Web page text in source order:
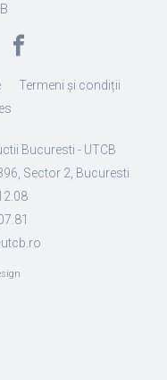
Termeni și condiții
Bucuresti - UTCB
Sector 2, Bucuresti